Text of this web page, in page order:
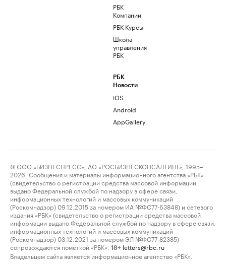
РБК
Компании
РБК Курсы
Школа
управления
РБК
РБК
Новости
iOS
Android
AppGallery
© ООО «БИЗНЕСПРЕСС», АО «РОСБИЗНЕСКОНСАЛТИНГ», 1995–
2026. Сообщения и материалы информационного агентства «РБК»
(свидетельство о регистрации средства массовой информации
выдано Федеральной службой по надзору в сфере связи,
информационных технологий и массовых коммуникаций
(Роскомнадзор) 09.12.2015 за номером ИА №ФС77-63848) и сетевого
издания «РБК» (свидетельство о регистрации средства массовой
информации выдано Федеральной службой по надзору в сфере связи,
информационных технологий и массовых коммуникаций
(Роскомнадзор) 03.12.2021 за номером ЭЛ №ФС77-82385)
сопровождаются пометкой «РБК».
18+ letters@rbc.ru
Владельцем сайта является информационное агентство «РБК».